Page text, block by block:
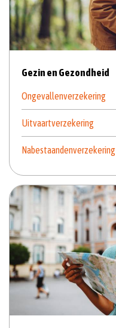
Gezin en Gezondheid
Ongevallenverzekering
Uitvaartverzekering
Nabestaandenverzekering